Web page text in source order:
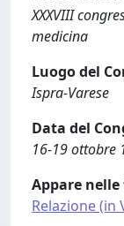
XXXVIII
medicina
Luogo del
Ispra-Varese
Data del
16-19 ottobre
Appare
Relazione (in